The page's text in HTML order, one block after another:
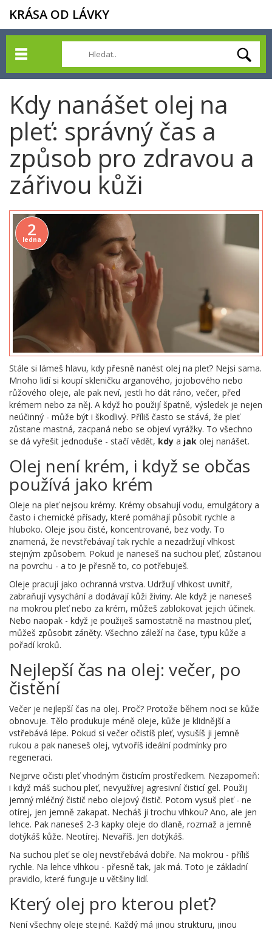
KRÁSA OD LÁVKY
Kdy nanášet olej na
pleť: správný čas a
způsob pro zdravou a
zářivou kůži
2
ledna
Stále si lámeš hlavu, kdy přesně nanést olej na pleť? Nejsi sama.
Mnoho lidí si koupí skleničku arganového, jojobového nebo
růžového oleje, ale pak neví, jestli ho dát ráno, večer, před
krémem nebo za něj. A když ho použijí špatně, výsledek je nejen
neúčinný - může být i škodlivý. Příliš často se stává, že pleť
zůstane mastná, zacpaná nebo se objeví vyrážky. To všechno
se dá vyřešit jednoduše - stačí vědět, kdy a jak olej nanášet.
Olej není krém, i když se občas
používá jako krém
Oleje na pleť nejsou krémy. Krémy obsahují vodu, emulgátory a
často i chemické přísady, které pomáhají působit rychle a
hluboko. Oleje jsou čisté, koncentrované, bez vody. To
znamená, že nevstřebávají tak rychle a nezadržují vlhkost
stejným způsobem. Pokud je naneseš na suchou pleť, zůstanou
na povrchu - a to je přesně to, co potřebuješ.
Oleje pracují jako ochranná vrstva. Udržují vlhkost uvnitř,
zabraňují vysychání a dodávají kůži živiny. Ale když je naneseš
na mokrou pleť nebo za krém, můžeš zablokovat jejich účinek.
Nebo naopak - když je použiješ samostatně na mastnou pleť,
můžeš způsobit záněty. Všechno záleží na čase, typu kůže a
pořadí kroků.
Nejlepší čas na olej: večer, po
čistění
Večer je nejlepší čas na olej. Proč? Protože během noci se kůže
obnovuje. Tělo produkuje méně oleje, kůže je klidnější a
vstřebává lépe. Pokud si večer očistíš pleť, vysušíš ji jemně
rukou a pak naneseš olej, vytvoříš ideální podmínky pro
regeneraci.
Nejprve očisti pleť vhodným čisticím prostředkem. Nezapomeň:
i když máš suchou pleť, nevyužívej agresivní čisticí gel. Použij
jemný mléčný čistič nebo olejový čistič. Potom vysuš pleť - ne
otírej, jen jemně zakapat. Necháš ji trochu vlhkou? Ano, ale jen
lehce. Pak naneseš 2-3 kapky oleje do dlaně, rozmaž a jemně
dotýkáš kůže. Neotírej. Nevaříš. Jen dotýkáš.
Na suchou pleť se olej nevstřebává dobře. Na mokrou - příliš
rychle. Na lehce vlhkou - přesně tak, jak má. Toto je základní
pravidlo, které funguje u většiny lidí.
Který olej pro kterou pleť?
Není všechny oleje stejné. Každý má jinou strukturu, jinou